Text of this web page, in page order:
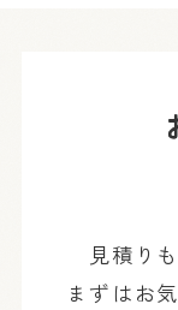
見積り
まずはお